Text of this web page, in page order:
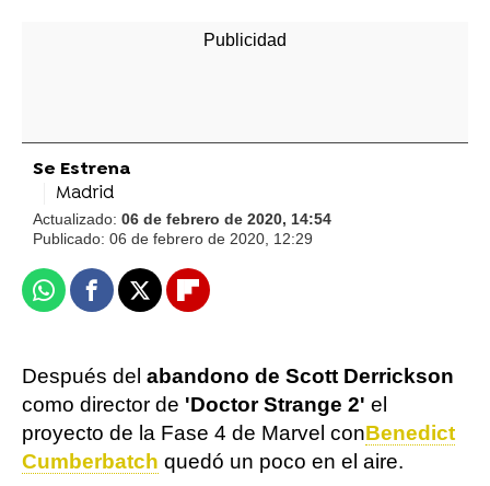
Se Estrena
Madrid
Actualizado: 06 de febrero de 2020, 14:54
Publicado: 06 de febrero de 2020, 12:29
WhatsappFacebook
X Flipboard
Después del abandono de Scott Derrickson
como director de 'Doctor Strange 2' el
proyecto de la Fase 4 de Marvel conBenedict
Cumberbatch quedó un poco en el aire.